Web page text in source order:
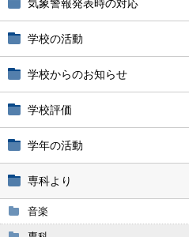
気象警報発表時の対応
学校の活動
学校からのお知らせ
学校評価
学年の活動
専科より
音楽